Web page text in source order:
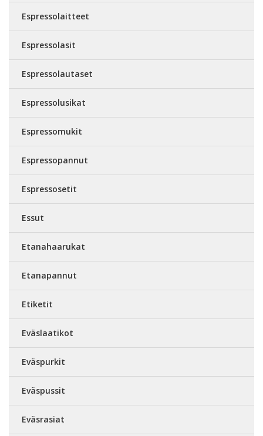
Espressolaitteet
Espressolasit
Espressolautaset
Espressolusikat
Espressomukit
Espressopannut
Espressosetit
Essut
Etanahaarukat
Etanapannut
Etiketit
Eväslaatikot
Eväspurkit
Eväspussit
Eväsrasiat